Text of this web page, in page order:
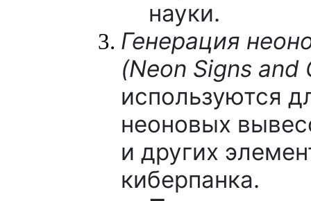
науки.
Генерация
(Neon Signs
используются
неоновых
и других
киберпанка.